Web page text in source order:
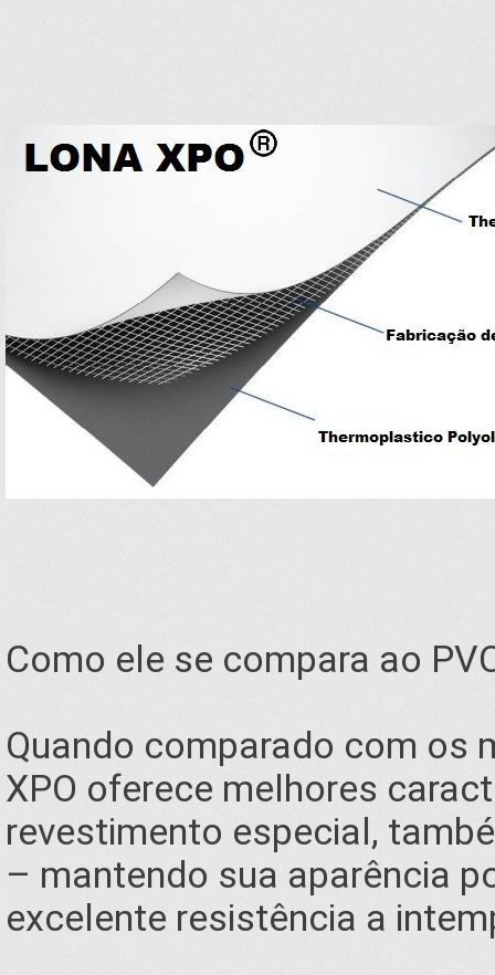
Como ele se compara ao
Quando comparado com os
XPO oferece melhores
revestimento especial,
– mantendo sua aparência
excelente resistência a